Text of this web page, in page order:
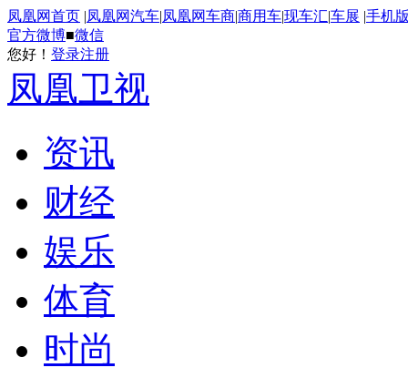
凤凰网首页 |凤凰网汽车|凤凰网车商|商用车|现车汇|车展 |手机
官方微博■微信
您好！ 登录注册
凤凰卫视
资讯
财经
娱乐
体育
时尚